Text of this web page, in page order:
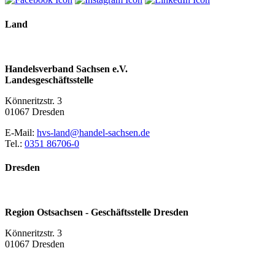
Land
Handelsverband Sachsen e.V.
Landesgeschäftsstelle
Könneritzstr. 3
01067 Dresden
E-Mail: hvs-land@handel-sachsen.de
Tel.: 0351 86706-0
Dresden
Region Ostsachsen - Geschäftsstelle Dresden
Könneritzstr. 3
01067 Dresden